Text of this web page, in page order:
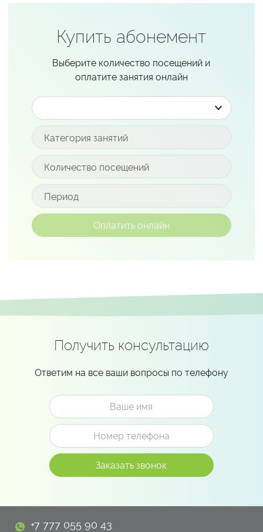
Купить абонемент
Выберите количество посещений и
оплатите занятия онлайн
Получить консультацию
Ответим на все ваши вопросы по телефону
+7 777 055 90 43